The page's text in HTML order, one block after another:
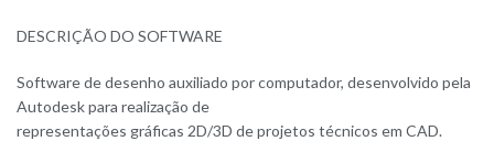
DESCRIÇÃO DO SOFTWARE
Software de desenho auxiliado por computador, desenvolvido pela
Autodesk para realização de
representações gráficas 2D/3D de projetos técnicos em CAD.